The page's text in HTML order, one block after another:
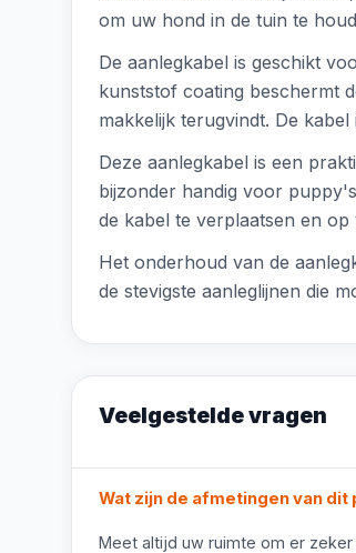
om uw hond in de tuin te
De aanlegkabel is geschikt
kunststof coating beschermt
makkelijk terugvindt. De
Deze aanlegkabel is een
bijzonder handig voor
de kabel te verplaatsen en
Het onderhoud van de
de stevigste aanleglijnen die
Veelgestelde vragen
Wat zijn de afmetingen van dit
Meet altijd uw ruimte om er